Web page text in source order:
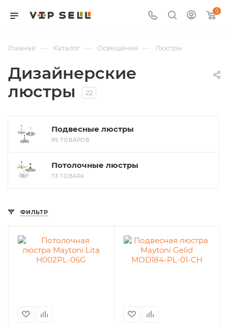
0
Главная — Каталог — Освещение — Люстры
Дизайнерские
люстры
22
Подвесные люстры
99 ТОВАРОВ
Потолочные люстры
73 ТОВАРА
ФИЛЬТР